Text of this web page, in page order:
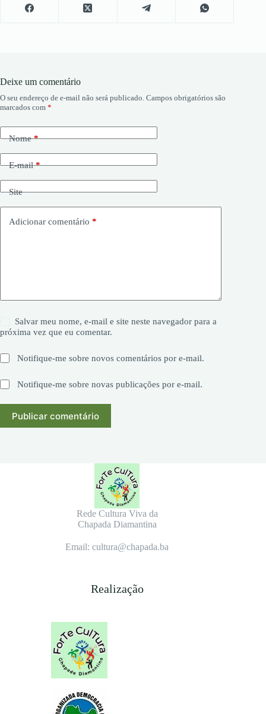
Deixe um comentário
O seu endereço de e-mail não será publicado. Campos obrigatórios são
marcados com *
Nome*
E-mail*
Site
Adicionar comentário *
Salvar meu nome, e-mail e site neste navegador para a
próxima vez que eu comentar.
Notifique-me sobre novos comentários por e-mail.
Notifique-me sobre novas publicações por e-mail.
Publicar comentário
Rede Cultura Viva da
Chapada Diamantina
Email: cultura@chapada.ba
Realização